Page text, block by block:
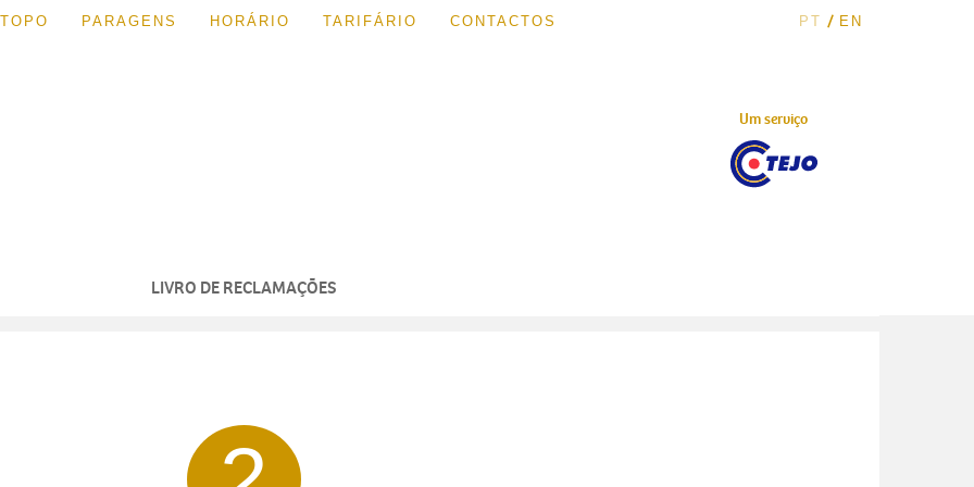
TOPO PARAGENS HORÁRIO TARIFÁRIO CONTACTOS PT / EN
Um serviço
LIVRO DE RECLAMAÇÕES